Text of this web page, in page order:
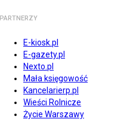
PARTNERZY
E-kiosk.pl
E-gazety.pl
Nexto.pl
Mała księgowość
Kancelarierp.pl
Wieści Rolnicze
Życie Warszawy